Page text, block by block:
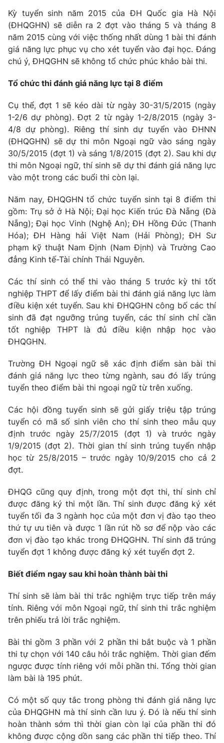
Câu chuyện quốc tế
Tài chính
Thị trường
Góc doanh nghiệp
Dữ liệu và đời sống
Truyền hình
Nhân vật
Khán giả
Giải sao mai
Giải trí
Điện ảnh
Âm nhạc
Sao
Đời sống
Du lịch
Làm đẹp
Chất lượng cuộc sống
Giáo dục
Tuyển sinh
Học trực tuyến
Công nghệ
Sản phẩm
Thị trường
Tư vấn
Giao lưu trực tuyến
Lịch phát sóng
Chuyên mục khác
Emagazine Podcast
Photo Infographic
Video
VTV Money VTV Thể thao
Thị trường 24h Tấm lòng Việt
VTV4 Vươn mình bằng AI
Liên hệ tòa soạn English
Theo dõi báo trên
Cơ quan chủ quản: Đài Truyền hình Việt Nam
Cơ quan báo chí:Thời báo VTV
Giấy phép hoạt động báo in và báo điện tử số 483/GP-BTTTT
cấp ngày 29/12/2023
Tổng Biên tập:Vũ Thanh Thủy
Nguyễn Trọng Ninh
Tổng đài VTV:024.38 355 931 - 024.38 355 932
Ðiện thoại Thời báo VTV:024.66 897 897
Kỳ tuyển sinh năm 2015 của ĐH Quốc gia Hà Nội
(ĐHQGHN) sẽ diễn ra 2 đợt vào tháng 5 và tháng 8
năm 2015 cùng với việc thống nhất dùng 1 bài thi đánh
giá năng lực phục vụ cho xét tuyển vào đại học. Đáng
chú ý, ĐHQGHN sẽ không tổ chức phúc khảo bài thi.
Tổ chức thi đánh giá năng lực tại 8 điểm
Cụ thể, đợt 1 sẽ kéo dài từ ngày 30-31/5/2015 (ngày
1-2/6 dự phòng). Đợt 2 từ ngày 1-2/8/2015 (ngày 3-
4/8 dự phòng). Riêng thí sinh dự tuyển vào ĐHNN
(ĐHQGHN) sẽ dự thi môn Ngoại ngữ vào sáng ngày
30/5/2015 (đợt 1) và sáng 1/8/2015 (đợt 2). Sau khi dự
thi môn Ngoại ngữ, thí sinh sẽ dự thi đánh giá năng lực
vào một trong các buổi thi còn lại.
Năm nay, ĐHQGHN tổ chức tuyển sinh tại 8 điểm thi
gồm: Trụ sở ở Hà Nội; Đại học Kiến trúc Đà Nẵng (Đà
Nẵng); Đại học Vinh (Nghệ An); ĐH Hồng Đức (Thanh
Hóa); ĐH Hàng hải Việt Nam (Hải Phòng); ĐH Sư
phạm kỹ thuật Nam Định (Nam Định) và Trường Cao
đẳng Kinh tế-Tài chính Thái Nguyên.
Các thí sinh có thể thi vào tháng 5 trước kỳ thi tốt
nghiệp THPT để lấy điểm bài thi đánh giá năng lực làm
điều kiện xét tuyển. Sau khi ĐHQGHN công bố các thí
sinh đã đạt ngưỡng trúng tuyển, các thí sinh chỉ cần
tốt nghiệp THPT là đủ điều kiện nhập học vào
ĐHQGHN.
Trường ĐH Ngoại ngữ sẽ xác định điểm sàn bài thi
đánh giá năng lực theo từng ngành, sau đó lấy trúng
tuyển theo điểm bài thi ngoại ngữ từ trên xuống.
Các hội đồng tuyển sinh sẽ gửi giấy triệu tập trúng
tuyển có mã số sinh viên cho thí sinh theo mẫu quy
định trước ngày 25/7/2015 (đợt 1) và trước ngày
1/9/2015 (đợt 2). Thời gian thí sinh trúng tuyển nhập
học từ 25/8/2015 – trước ngày 10/9/2015 cho cả 2
đợt.
ĐHQG cũng quy định, trong một đợt thi, thí sinh chỉ
được đăng ký thi một lần. Thí sinh được đăng ký xét
tuyển tối đa 3 ngành học của một đơn vị đào tạo theo
thứ tự ưu tiên và được 1 lần rút hồ sơ để nộp vào các
đơn vị đào tạo khác trong ĐHQGHN. Thí sinh đã trúng
tuyển đợt 1 không được đăng ký xét tuyển đợt 2.
Biết điểm ngay sau khi hoàn thành bài thi
Thí sinh sẽ làm bài thi trắc nghiệm trực tiếp trên máy
tính. Riêng với môn Ngoại ngữ, thí sinh thi trắc nghiệm
trên phiếu trả lời trắc nghiệm.
Bài thi gồm 3 phần với 2 phần thi bắt buộc và 1 phần
thi tự chọn với 140 câu hỏi trắc nghiệm. Thời gian đếm
ngược được tính riêng với mỗi phần thi. Tổng thời gian
làm bài là 195 phút.
Có một số quy tắc trong phòng thi đánh giá năng lực
của ĐHQGHN mà thí sinh cần lưu ý. Đó là nếu thí sinh
hoàn thành sớm thì thời gian còn lại của phần thi đó
không được cộng dồn sang các phần thi tiếp theo. Thí